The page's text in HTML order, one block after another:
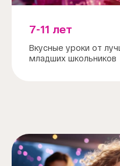
7-11 лет
Вкусные уроки от
младших школьников